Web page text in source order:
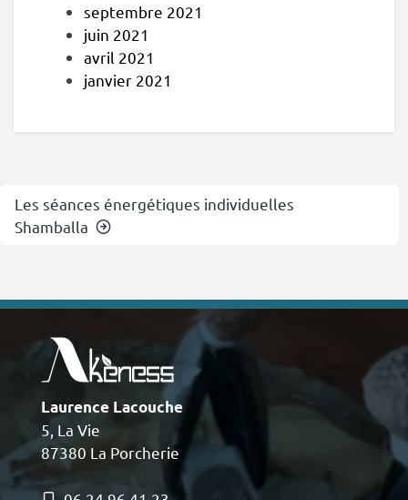
septembre 2021
juin 2021
avril 2021
janvier 2021
Les séances énergétiques individuelles
Shamballa
Laurence Lacouche
5, La Vie
87380 La Porcherie